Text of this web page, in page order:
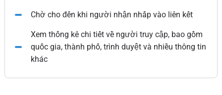
Chờ cho đến khi người nhận nhấp vào liên kết
Xem thống kê chi tiết về người truy cập, bao gồm
quốc gia, thành phố, trình duyệt và nhiều thông tin
khác